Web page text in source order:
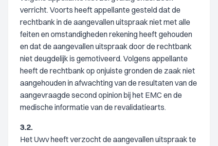
verricht. Voorts heeft appellante gesteld dat de
rechtbank in de aangevallen uitspraak niet met alle
feiten en omstandigheden rekening heeft gehouden
en dat de aangevallen uitspraak door de rechtbank
niet deugdelijk is gemotiveerd. Volgens appellante
heeft de rechtbank op onjuiste gronden de zaak niet
aangehouden in afwachting van de resultaten van de
aangevraagde second opinion bij het EMC en de
medische informatie van de revalidatiearts.
3.2.
Het Uwv heeft verzocht de aangevallen uitspraak te